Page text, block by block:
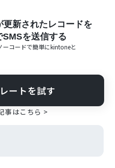
新されたレコードを
を送信する
ーコードで簡単にkintoneと
ートを試す
事はこちら >